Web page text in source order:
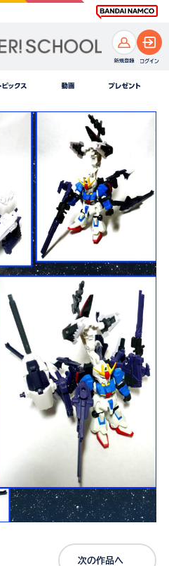
次の作品へ